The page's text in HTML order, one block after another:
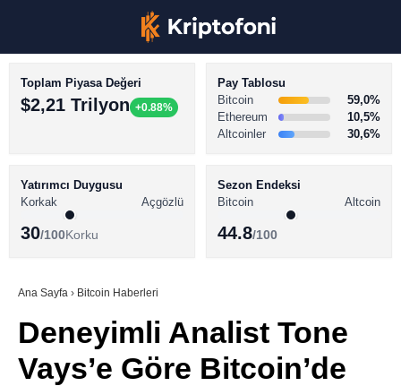
Youtube
TikTok
BİTCOİN HABERLERİ
ALTCOİN HABERLERİ
SÖZLÜK
Toplam Piyasa Değeri
$2,21 Trilyon +0.88%
Pay Tablosu
Bitcoin
59,0%
Ethereum
10,5%
Altcoinler
30,6%
Yatırımcı Duygusu
Korkak
Açgözlü
30/100Korku
Sezon Endeksi
Bitcoin
Altcoin
44.8/100
Ana Sayfa › Bitcoin Haberleri
Deneyimli Analist Tone
Vays’e Göre Bitcoin’de